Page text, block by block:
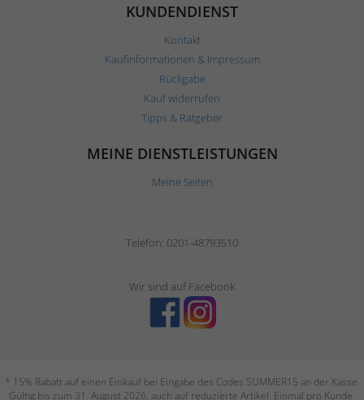
KUNDENDIENST
Kontakt
Kaufinformationen & Impressum
Rückgabe
Kauf widerrufen
Tipps & Ratgeber
MEINE DIENSTLEISTUNGEN
Meine Seiten
Telefon: 0201-48793510
Wir sind auf Facebook
* 15% Rabatt auf einen Einkauf bei Eingabe des Codes SUMMER15 an der Kasse.
Gültig bis zum 31. August 2026, auch auf reduzierte Artikel. Einmal pro Kunde.